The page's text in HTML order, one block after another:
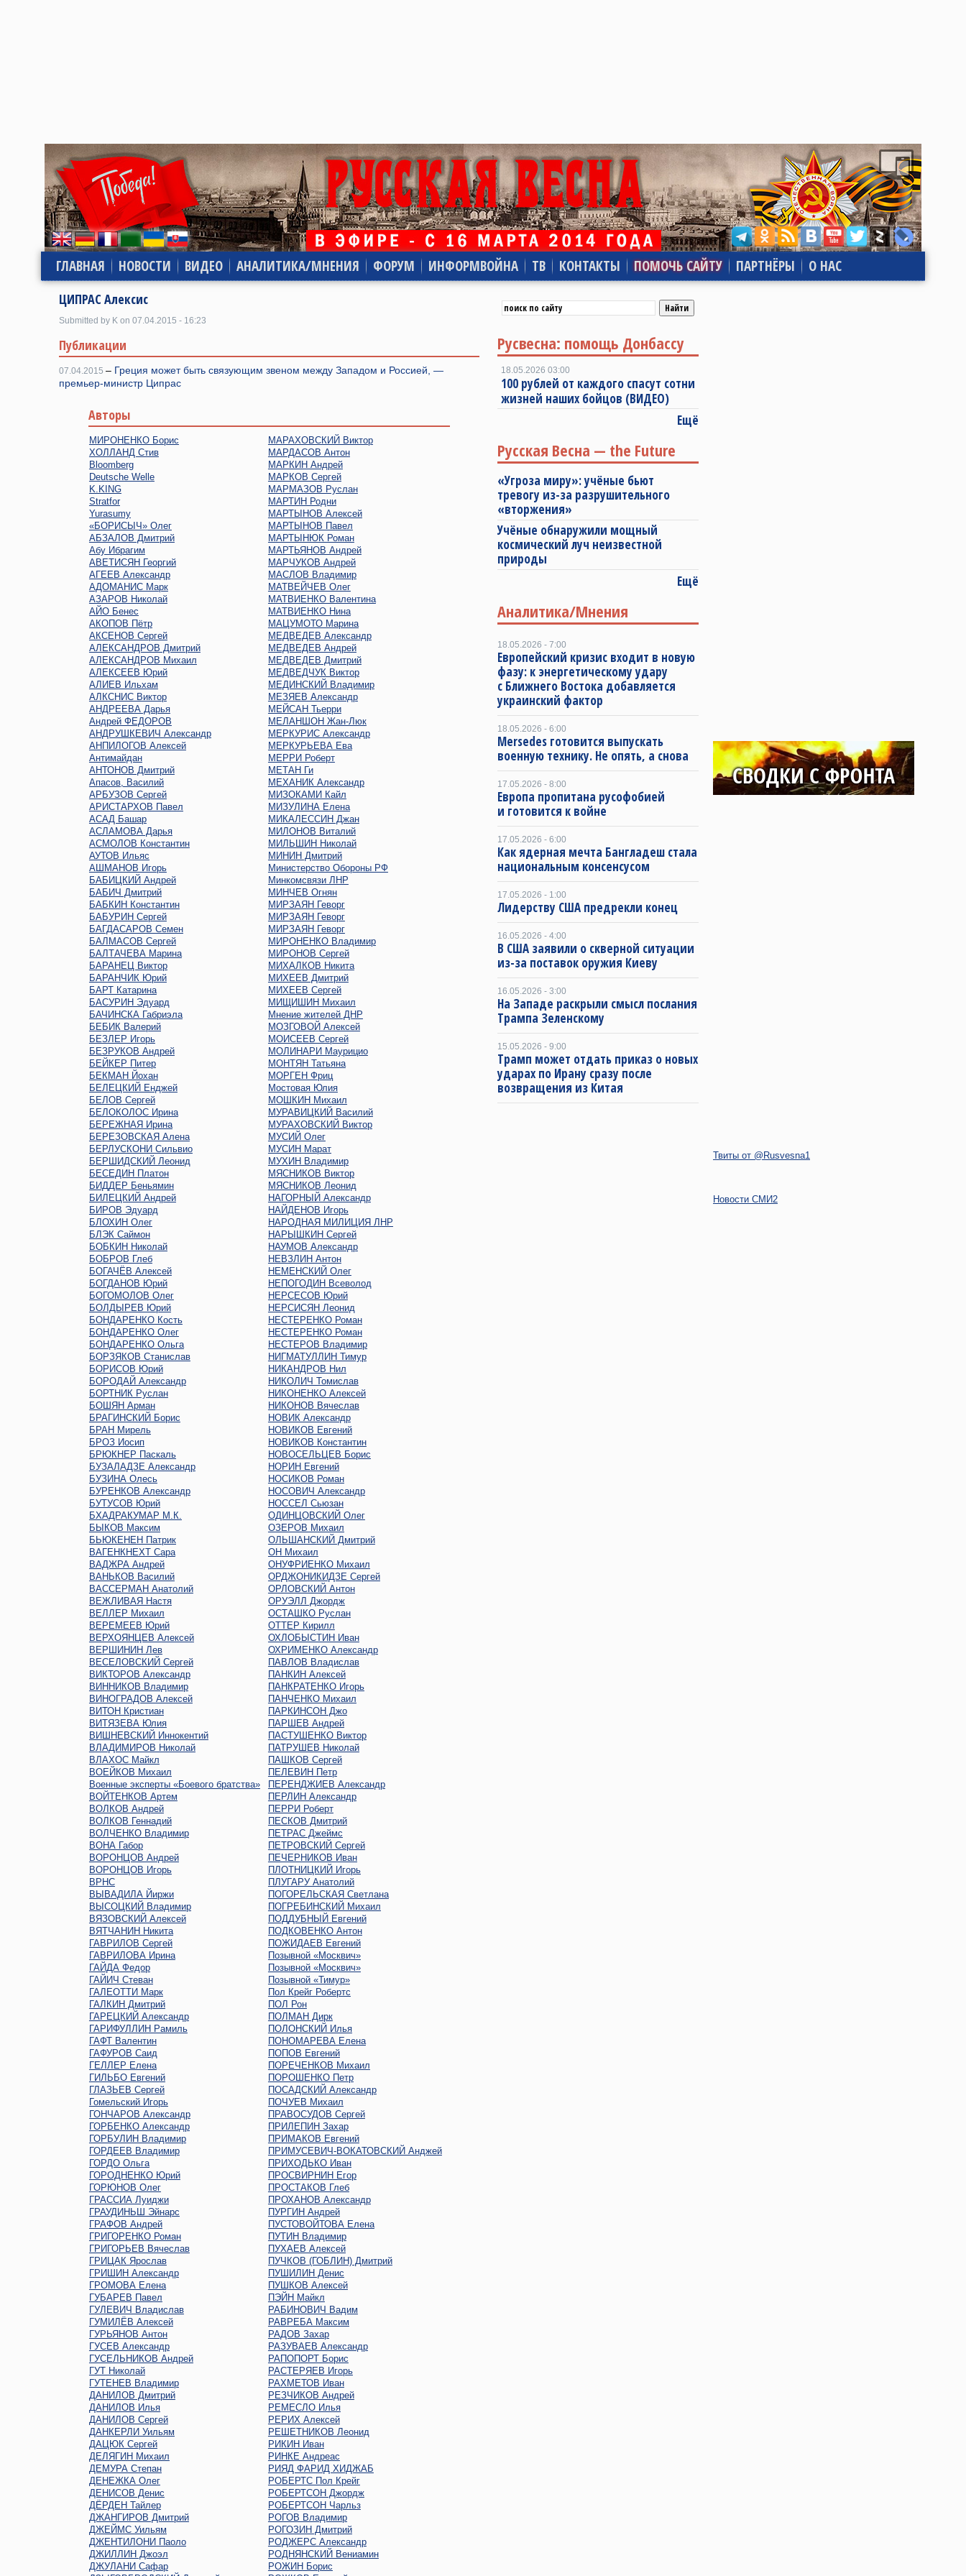
ГЛАВНАЯ НОВОСТИ ВИДЕО АНАЛИТИКА/МНЕНИЯ ФОРУМ ИНФОРМВОЙНА ТВ КОНТАКТЫ ПОМОЧЬ САЙТУ ПАРТНЁРЫ О НАС
ЦИПРАС Алексис
Submitted by K on 07.04.2015 - 16:23
Публикации
07.04.2015 – Греция может быть связующим звеном между Западом и Россией, —
премьер-министр Ципрас
Авторы
МИРОНЕНКО Борис
МАРАХОВСКИЙ Виктор
ХОЛЛАНД Стив
МАРДАСОВ Антон
Bloomberg
МАРКИН Андрей
Deutsche Welle
МАРКОВ Сергей
K.KING
МАРМАЗОВ Руслан
Stratfor
МАРТИН Родни
Yurasumy
МАРТЫНОВ Алексей
«БОРИСЫЧ» Олег
МАРТЫНОВ Павел
АБЗАЛОВ Дмитрий
МАРТЫНЮК Роман
Абу Ибрагим
МАРТЬЯНОВ Андрей
АВЕТИСЯН Георгий
МАРЧУКОВ Андрей
АГЕЕВ Александр
МАСЛОВ Владимир
АДОМАНИС Марк
МАТВЕЙЧЕВ Олег
АЗАРОВ Николай
МАТВИЕНКО Валентина
АЙО Бенес
МАТВИЕНКО Нина
АКОПОВ Пётр
МАЦУМОТО Марина
АКСЕНОВ Сергей
МЕДВЕДЕВ Александр
АЛЕКСАНДРОВ Дмитрий
МЕДВЕДЕВ Андрей
АЛЕКСАНДРОВ Михаил
МЕДВЕДЕВ Дмитрий
АЛЕКСЕЕВ Юрий
МЕДВЕДЧУК Виктор
АЛИЕВ Ильхам
МЕДИНСКИЙ Владимир
АЛКСНИС Виктор
МЕЗЯЕВ Александр
АНДРЕЕВА Дарья
МЕЙСАН Тьерри
Андрей ФЕДОРОВ
МЕЛАНШОН Жан-Люк
АНДРУШКЕВИЧ Александр
МЕРКУРИС Александр
АНПИЛОГОВ Алексей
МЕРКУРЬЕВА Ева
Антимайдан
МЕРРИ Роберт
АНТОНОВ Дмитрий
МЕТАН Ги
Апасов, Василий
МЕХАНИК Александр
АРБУЗОВ Сергей
МИЗОКАМИ Кайл
АРИСТАРХОВ Павел
МИЗУЛИНА Елена
АСАД Башар
МИКАЛЕССИН Джан
АСЛАМОВА Дарья
МИЛОНОВ Виталий
АСМОЛОВ Константин
МИЛЬШИН Николай
АУТОВ Ильяс
МИНИН Дмитрий
АШМАНОВ Игорь
Министерство Обороны РФ
БАБИЦКИЙ Андрей
Минкомсвязи ЛНР
БАБИЧ Дмитрий
МИНЧЕВ Oгнян
БАБКИН Константин
МИРЗАЯН Геворг
БАБУРИН Сергей
МИРЗАЯН Геворг
БАГДАСАРОВ Семен
МИРЗАЯН Геворг
БАЛМАСОВ Сергей
МИРОНЕНКО Владимир
БАЛТАЧЕВА Марина
МИРОНОВ Сергей
БАРАНЕЦ Виктор
МИХАЛКОВ Никита
БАРАНЧИК Юрий
МИХЕЕВ Дмитрий
БАРТ Катарина
МИХЕЕВ Сергей
БАСУРИН Эдуард
МИЩИШИН Михаил
БАЧИНСКА Габриэла
Мнение жителей ДНР
БЕБИК Валерий
МОЗГОВОЙ Алексей
БЕЗЛЕР Игорь
МОИСЕЕВ Сергей
БЕЗРУКОВ Андрей
МОЛИНАРИ Маурицио
БЕЙКЕР Питер
МОНТЯН Татьяна
БЕКМАН Йохан
МОРГЕН Фриц
БЕЛЕЦКИЙ Енджей
Мостовая Юлия
БЕЛОВ Сергей
МОШКИН Михаил
БЕЛОКОЛОС Ирина
МУРАВИЦКИЙ Василий
БЕРЕЖНАЯ Ирина
МУРАХОВСКИЙ Виктор
БЕРЕЗОВСКАЯ Алена
МУСИЙ Олег
БЕРЛУСКОНИ Сильвио
МУСИН Марат
БЕРШИДСКИЙ Леонид
МУХИН Владимир
БЕСЕДИН Платон
МЯСНИКОВ Виктор
БИДДЕР Беньямин
МЯСНИКОВ Леонид
БИЛЕЦКИЙ Андрей
НАГОРНЫЙ Александр
БИРОВ Эдуард
НАЙДЕНОВ Игорь
БЛОХИН Олег
НАРОДНАЯ МИЛИЦИЯ ЛНР
БЛЭК Саймон
НАРЫШКИН Сергей
БОБКИН Николай
НАУМОВ Александр
БОБРОВ Глеб
НЕВЗЛИН Антон
БОГАЧЁВ Алексей
НЕМЕНСКИЙ Олег
БОГДАНОВ Юрий
НЕПОГОДИН Всеволод
БОГОМОЛОВ Олег
НЕРСЕСОВ Юрий
БОЛДЫРЕВ Юрий
НЕРСИСЯН Леонид
БОНДАРЕНКО Кость
НЕСТЕРЕНКО Роман
БОНДАРЕНКО Олег
НЕСТЕРЕНКО Роман
БОНДАРЕНКО Ольга
НЕСТЕРОВ Владимир
БОРЗЯКОВ Станислав
НИГМАТУЛЛИН Тимур
БОРИСОВ Юрий
НИКАНДРОВ Нил
БОРОДАЙ Александр
НИКОЛИЧ Томислав
БОРТНИК Руслан
НИКОНЕНКО Алексей
БОШЯН Арман
НИКОНОВ Вячеслав
БРАГИНСКИЙ Борис
НОВИК Александр
БРАН Мирель
НОВИКОВ Евгений
БРОЗ Иосип
НОВИКОВ Константин
БРЮКНЕР Паскаль
НОВОСЕЛЬЦЕВ Борис
БУЗАЛАДЗЕ Александр
НОРИН Евгений
БУЗИНА Олесь
НОСИКОВ Роман
БУРЕНКОВ Александр
НОСОВИЧ Александр
БУТУСОВ Юрий
НОССЕЛ Сьюзан
БХАДРАКУМАР М.К.
ОДИНЦОВСКИЙ Олег
БЫКОВ Максим
ОЗЕРОВ Михаил
БЬЮКЕНЕН Патрик
ОЛЬШАНСКИЙ Дмитрий
ВАГЕНКНЕХТ Сара
ОН Михаил
ВАДЖРА Андрей
ОНУФРИЕНКО Михаил
ВАНЬКОВ Василий
ОРДЖОНИКИДЗЕ Сергей
ВАССЕРМАН Анатолий
ОРЛОВСКИЙ Антон
ВЕЖЛИВАЯ Настя
ОРУЭЛЛ Джордж
ВЕЛЛЕР Михаил
ОСТАШКО Руслан
ВЕРЕМЕЕВ Юрий
ОТТЕР Кирилл
ВЕРХОЯНЦЕВ Алексей
ОХЛОБЫСТИН Иван
ВЕРШИНИН Лев
ОХРИМЕНКО Александр
ВЕСЕЛОВСКИЙ Сергей
ПАВЛОВ Владислав
ВИКТОРОВ Александр
ПАНКИН Алексей
ВИННИКОВ Владимир
ПАНКРАТЕНКО Игорь
ВИНОГРАДОВ Алексей
ПАНЧЕНКО Михаил
ВИТОН Кристиан
ПАРКИНСОН Джо
ВИТЯЗЕВА Юлия
ПАРШЕВ Андрей
ВИШНЕВСКИЙ Иннокентий
ПАСТУШЕНКО Виктор
ВЛАДИМИРОВ Николай
ПАТРУШЕВ Николай
ВЛАХОС Майкл
ПАШКОВ Сергей
ВОЕЙКОВ Михаил
ПЕЛЕВИН Петр
Военные эксперты «Боевого братства»
ПЕРЕНДЖИЕВ Александр
ВОЙТЕНКОВ Артем
ПЕРЛИН Александр
ВОЛКОВ Андрей
ПЕРРИ Роберт
ВОЛКОВ Геннадий
ПЕСКОВ Дмитрий
ВОЛЧЕНКО Владимир
ПЕТРАС Джеймс
ВОНА Габор
ПЕТРОВСКИЙ Сергей
ВОРОНЦОВ Андрей
ПЕЧЕРНИКОВ Иван
ВОРОНЦОВ Игорь
ПЛОТНИЦКИЙ Игорь
ВРНС
ПЛУГАРУ Анатолий
ВЫВАДИЛА Йиржи
ПОГОРЕЛЬСКАЯ Светлана
ВЫСОЦКИЙ Владимир
ПОГРЕБИНСКИЙ Михаил
ВЯЗОВСКИЙ Алексей
ПОДДУБНЫЙ Евгений
ВЯТЧАНИН Никита
ПОДКОВЕНКО Антон
ГАВРИЛОВ Сергей
ПОЖИДАЕВ Евгений
ГАВРИЛОВА Ирина
Позывной «Москвич»
ГАЙДА Федор
Позывной «Москвич»
ГАЙИЧ Стеван
Позывной «Тимур»
ГАЛЕОТТИ Марк
Пол Крейг Робертс
ГАЛКИН Дмитрий
ПОЛ Рон
ГАРЕЦКИЙ Александр
ПОЛМАН Дирк
ГАРИФУЛЛИН Рамиль
ПОЛОНСКИЙ Илья
ГАФТ Валентин
ПОНОМАРЕВА Елена
ГАФУРОВ Саид
ПОПОВ Евгений
ГЕЛЛЕР Елена
ПОРЕЧЕНКОВ Михаил
ГИЛЬБО Евгений
ПОРОШЕНКО Петр
ГЛАЗЬЕВ Сергей
ПОСАДСКИЙ Александр
Гомельский Игорь
ПОЧУЕВ Михаил
ГОНЧАРОВ Александр
ПРАВОСУДОВ Сергей
ГОРБЕНКО Александр
ПРИЛЕПИН Захар
ГОРБУЛИН Владимир
ПРИМАКОВ Евгений
ГОРДЕЕВ Владимир
ПРИМУСЕВИЧ-ВОКАТОВСКИЙ Анджей
ГОРДО Ольга
ПРИХОДЬКО Иван
ГОРОДНЕНКО Юрий
ПРОСВИРНИН Егор
ГОРЮНОВ Олег
ПРОСТАКОВ Глеб
ГРАССИА Луиджи
ПРОХАНОВ Александр
ГРАУДИНЬШ Эйнарс
ПУРГИН Андрей
ГРАФОВ Андрей
ПУСТОВОЙТОВА Елена
ГРИГОРЕНКО Роман
ПУТИН Владимир
ГРИГОРЬЕВ Вячеслав
ПУХАЕВ Алексей
ГРИЦАК Ярослав
ПУЧКОВ (ГОБЛИН) Дмитрий
ГРИШИН Александр
ПУШИЛИН Денис
ГРОМОВА Елена
ПУШКОВ Алексей
ГУБАРЕВ Павел
ПЭЙН Майкл
ГУЛЕВИЧ Владислав
РАБИНОВИЧ Вадим
ГУМИЛЁВ Алексей
РАВРЕБА Максим
ГУРЬЯНОВ Антон
РАДОВ Захар
ГУСЕВ Александр
РАЗУВАЕВ Александр
ГУСЕЛЬНИКОВ Андрей
РАПОПОРТ Борис
ГУТ Николай
РАСТЕРЯЕВ Игорь
ГУТЕНЕВ Владимир
РАХМЕТОВ Иван
ДАНИЛОВ Дмитрий
РЕЗЧИКОВ Андрей
ДАНИЛОВ Илья
РЕМЕСЛО Илья
ДАНИЛОВ Сергей
РЕРИХ Алексей
ДАНКЕРЛИ Уильям
РЕШЕТНИКОВ Леонид
ДАЦЮК Сергей
РИКИН Иван
ДЕЛЯГИН Михаил
РИНКЕ Андреас
ДЕМУРА Степан
РИЯД ФАРИД ХИДЖАБ
ДЕНЕЖКА Олег
РОБЕРТС Пол Крейг
ДЕНИСОВ Денис
РОБЕРТСОН Джордж
ДЁРДЕН Тайлер
РОБЕРТСОН Чарльз
ДЖАНГИРОВ Дмитрий
РОГОВ Владимир
ДЖЕЙМС Уильям
РОГОЗИН Дмитрий
ДЖЕНТИЛОНИ Паоло
РОДЖЕРС Александр
ДЖИЛЛИН Джоэл
РОДНЯНСКИЙ Вениамин
ДЖУЛАНИ Сафар
РОЖИН Борис
Русвесна: помощь Донбассу
18.05.2026 03:00
100 рублей от каждого спасут сотни
жизней наших бойцов (ВИДЕО)
Ещё
Русская Весна — the Future
«Угроза миру»: учёные бьют
тревогу из-за разрушительного
«вторжения»
Учёные обнаружили мощный
космический луч неизвестной
природы
Ещё
Аналитика/Мнения
18.05.2026 - 7:00
Европейский кризис входит в новую
фазу: к энергетическому удару
с Ближнего Востока добавляется
украинский фактор
18.05.2026 - 6:00
Mersedes готовится выпускать
военную технику. Не опять, а снова
17.05.2026 - 8:00
Европа пропитана русофобией
и готовится к войне
17.05.2026 - 6:00
Как ядерная мечта Бангладеш стала
национальным консенсусом
17.05.2026 - 1:00
Лидерству США предрекли конец
16.05.2026 - 4:00
В США заявили о скверной ситуации
из-за поставок оружия Киеву
16.05.2026 - 3:00
На Западе раскрыли смысл послания
Трампа Зеленскому
15.05.2026 - 9:00
Трамп может отдать приказ о новых
ударах по Ирану сразу после
возвращения из Китая
Твиты от @Rusvesna1
Новости СМИ2